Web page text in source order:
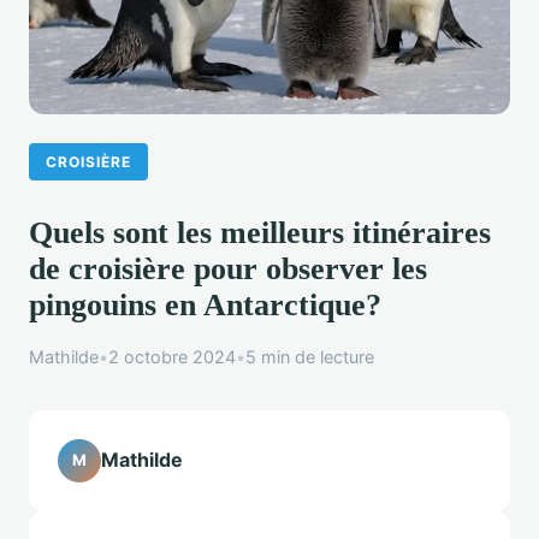
CROISIÈRE
Quels sont les meilleurs itinéraires
de croisière pour observer les
pingouins en Antarctique?
Mathilde•2 octobre 2024•5 min de lecture
M Mathilde